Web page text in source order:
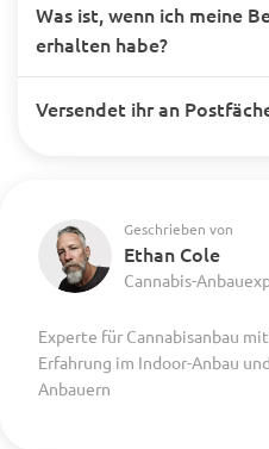
Was ist, wenn ich meine
erhalten habe?
Versendet ihr an
Geschrieben von
Ethan Cole
Cannabis-
Experte für Cannabisanbau
Erfahrung im Indoor-Anbau
Anbauern